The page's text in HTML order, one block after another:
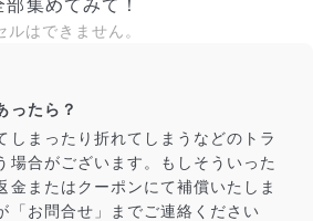
はできません。
ったら？
しまったり折れてしまうなどのトラ
場合がございます。もしそういった
金またはクーポンにて補償いたしま
「お問合せ」までご連絡ください